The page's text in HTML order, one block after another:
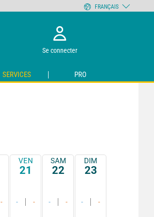
Se connecter
SERVICES PRO
-
VEN
21
- -
SAM
22
- -
DIM
23
- -
FRANÇAIS